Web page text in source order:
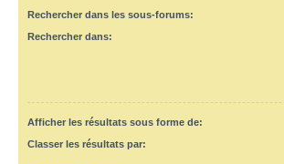
Rechercher dans les sous-forums:
Rechercher dans:
Afficher les résultats sous forme de:
Classer les résultats par: